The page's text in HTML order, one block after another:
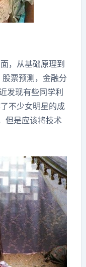
，从基础原理到
票预测，金融分
发现有些同学利
不少女明星的成
但是应该将技术